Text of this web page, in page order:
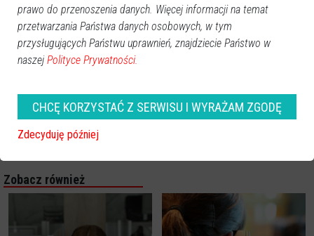
Zobacz również
prawo do przenoszenia danych. Więcej informacji na temat
przetwarzania Państwa danych osobowych, w tym
przysługujących Państwu uprawnień, znajdziecie Państwo w
naszej Polityce Prywatności.
CHCĘ KORZYSTAĆ Z SERWISU I WYRAŻAM ZGODĘ
Zdecyduję później